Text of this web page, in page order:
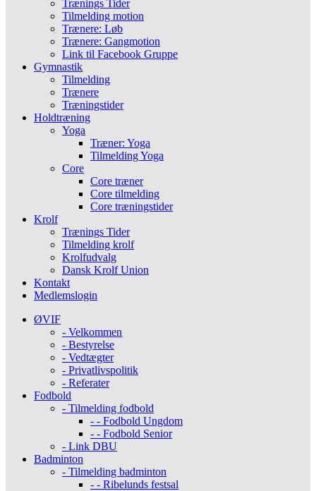
Trænings Tider
Tilmelding motion
Trænere: Løb
Trænere: Gangmotion
Link til Facebook Gruppe
Gymnastik
Tilmelding
Trænere
Træningstider
Holdtræning
Yoga
Træner: Yoga
Tilmelding Yoga
Core
Core træner
Core tilmelding
Core træningstider
Krolf
Trænings Tider
Tilmelding krolf
Krolfudvalg
Dansk Krolf Union
Kontakt
Medlemslogin
ØVIF
- Velkommen
- Bestyrelse
- Vedtægter
- Privatlivspolitik
- Referater
Fodbold
- Tilmelding fodbold
- - Fodbold Ungdom
- - Fodbold Senior
- Link DBU
Badminton
- Tilmelding badminton
- - Ribelunds festsal